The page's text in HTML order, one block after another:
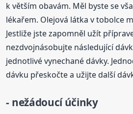
k větším obavám. Měl byste se
lékařem. Olejová látka v tobolce
Jestliže jste zapomněl užít
nezdvojnásobujte následující
jednotlivé vynechané dávky.
dávku přeskočte a užijte další
- nežádoucí účinky